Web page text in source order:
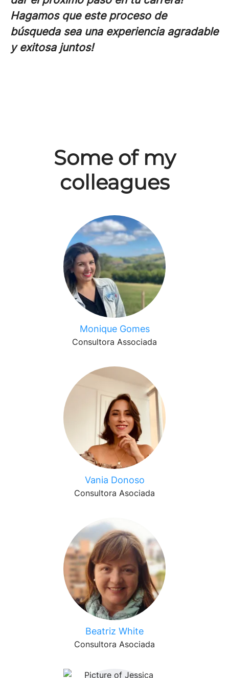
Hagamos que este proceso de
búsqueda sea una experiencia agradable
y exitosa juntos!
Some of my
colleagues
Monique Gomes
Consultora Associada
Vania Donoso
Consultora Asociada
Beatriz White
Consultora Asociada